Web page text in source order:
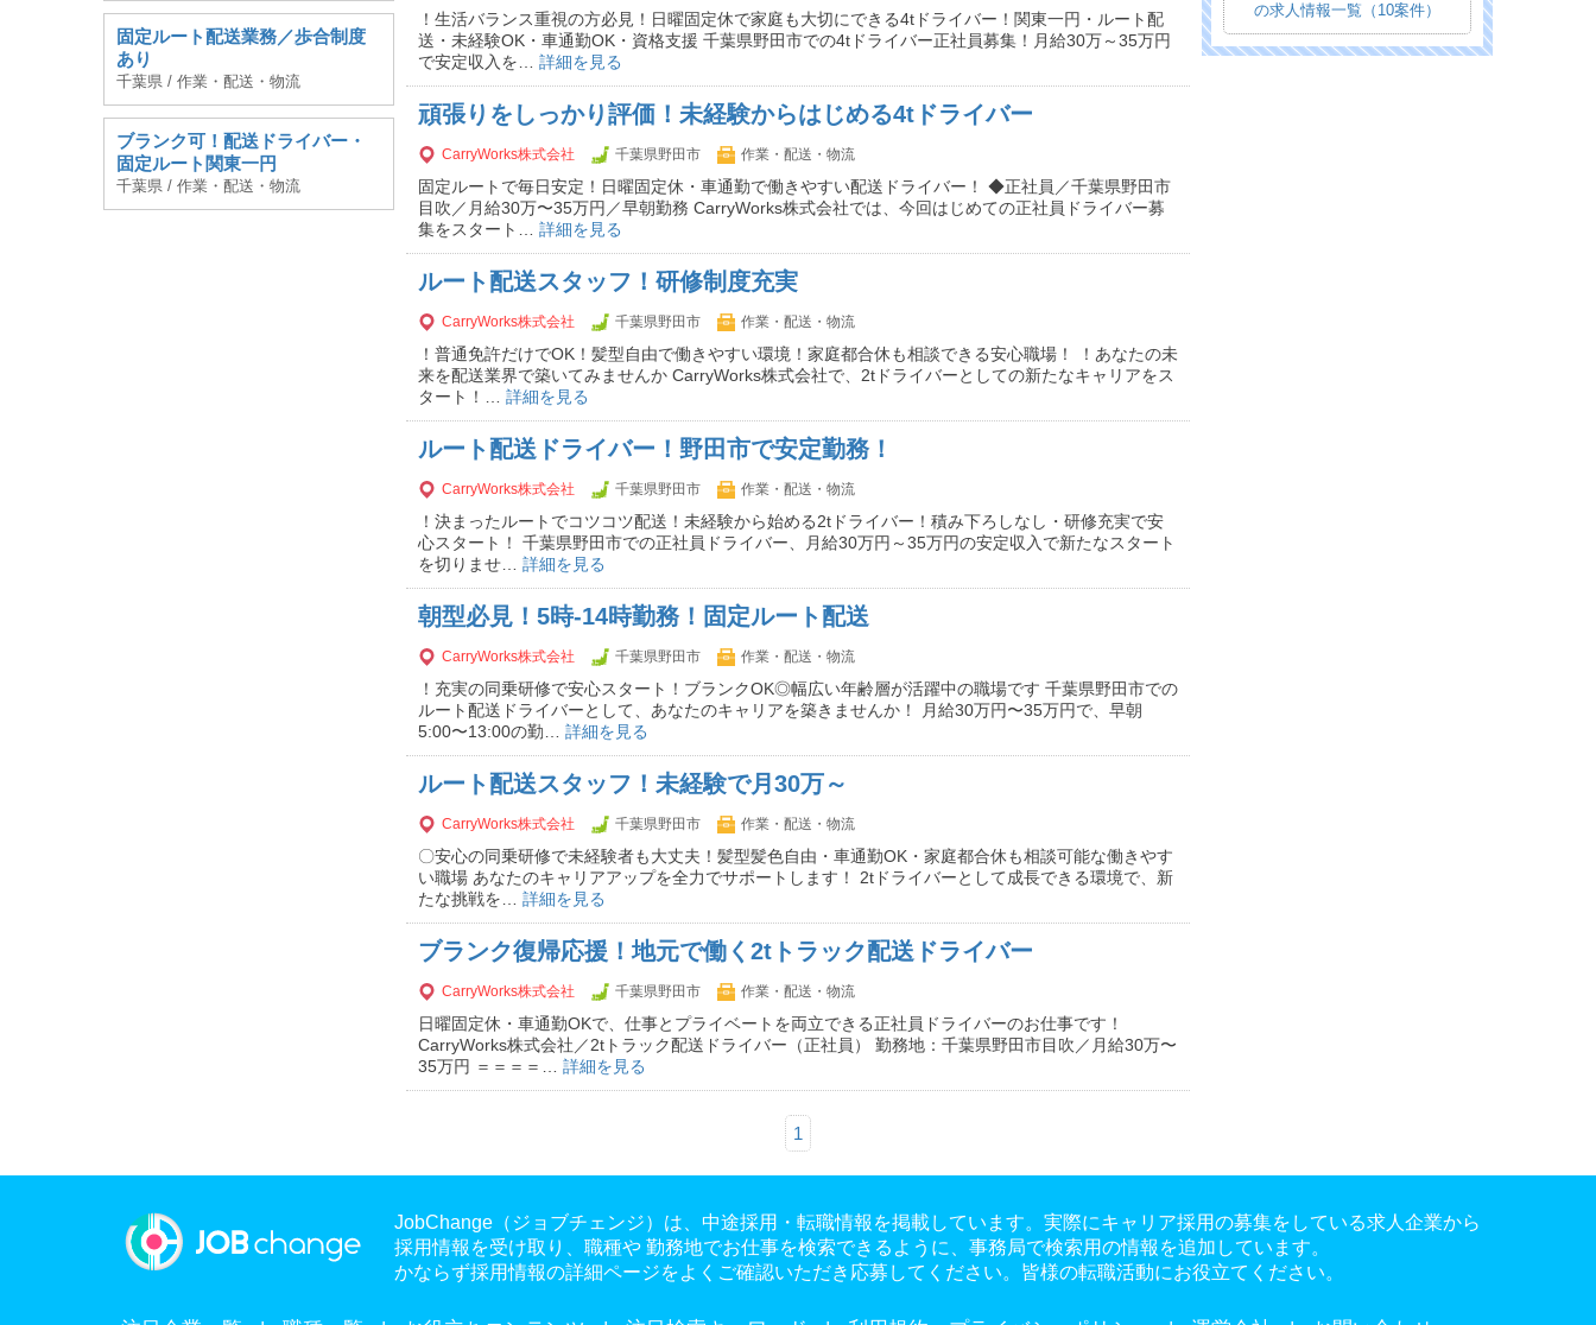
！生活バランス重視の方必見！日曜固定休で家庭も大切にできる4tドライバー！関東一円・ルート配
送・未経験OK・車通勤OK・資格支援 千葉県野田市での4tドライバー正社員募集！月給30万～35万円
で安定収入を… 詳細を見る
頑張りをしっかり評価！未経験からはじめる4tドライバー
CarryWorks株式会社 千葉県野田市 作業・配送・物流
固定ルートで毎日安定！日曜固定休・車通勤で働きやすい配送ドライバー！ ◆正社員／千葉県野田市
目吹／月給30万〜35万円／早朝勤務 CarryWorks株式会社では、今回はじめての正社員ドライバー募
集をスタート… 詳細を見る
ルート配送スタッフ！研修制度充実
CarryWorks株式会社 千葉県野田市 作業・配送・物流
！普通免許だけでOK！髪型自由で働きやすい環境！家庭都合休も相談できる安心職場！ ！あなたの未
来を配送業界で築いてみませんか CarryWorks株式会社で、2tドライバーとしての新たなキャリアをス
タート！… 詳細を見る
ルート配送ドライバー！野田市で安定勤務！
CarryWorks株式会社 千葉県野田市 作業・配送・物流
！決まったルートでコツコツ配送！未経験から始める2tドライバー！積み下ろしなし・研修充実で安
心スタート！ 千葉県野田市での正社員ドライバー、月給30万円～35万円の安定収入で新たなスタート
を切りませ… 詳細を見る
朝型必見！5時‐14時勤務！固定ルート配送
CarryWorks株式会社 千葉県野田市 作業・配送・物流
！充実の同乗研修で安心スタート！ブランクOK◎幅広い年齢層が活躍中の職場です 千葉県野田市での
ルート配送ドライバーとして、あなたのキャリアを築きませんか！ 月給30万円〜35万円で、早朝
5:00〜13:00の勤… 詳細を見る
ルート配送スタッフ！未経験で月30万～
CarryWorks株式会社 千葉県野田市 作業・配送・物流
〇安心の同乗研修で未経験者も大丈夫！髪型髪色自由・車通勤OK・家庭都合休も相談可能な働きやす
い職場 あなたのキャリアアップを全力でサポートします！ 2tドライバーとして成長できる環境で、新
たな挑戦を… 詳細を見る
ブランク復帰応援！地元で働く2tトラック配送ドライバー
CarryWorks株式会社 千葉県野田市 作業・配送・物流
日曜固定休・車通勤OKで、仕事とプライベートを両立できる正社員ドライバーのお仕事です！
CarryWorks株式会社／2tトラック配送ドライバー（正社員） 勤務地：千葉県野田市目吹／月給30万〜
35万円 ＝＝＝＝… 詳細を見る
1
固定ルート配送業務／歩合制度
あり
千葉県 / 作業・配送・物流
ブランク可！配送ドライバー・
固定ルート関東一円
千葉県 / 作業・配送・物流
の求人情報一覧（10案件）
JobChange（ジョブチェンジ）は、中途採用・転職情報を掲載しています。実際にキャリア採用の募集をしている求人企業から
採用情報を受け取り、職種や 勤務地でお仕事を検索できるように、事務局で検索用の情報を追加しています。
かならず採用情報の詳細ページをよくご確認いただき応募してください。皆様の転職活動にお役立てください。